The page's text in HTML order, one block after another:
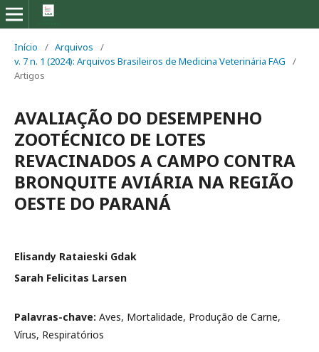
Início / Arquivos
/
v. 7 n. 1 (2024): Arquivos Brasileiros de Medicina Veterinária FAG
/
Artigos
AVALIAÇÃO DO DESEMPENHO
ZOOTÉCNICO DE LOTES
REVACINADOS A CAMPO CONTRA
BRONQUITE AVIÁRIA NA REGIÃO
OESTE DO PARANÁ
Elisandy Rataieski Gdak
Sarah Felicitas Larsen
Palavras-chave: Aves, Mortalidade, Produção de Carne,
Vírus, Respiratórios